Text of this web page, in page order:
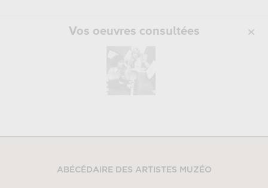
Vos oeuvres consultées
ABÉCÉDAIRE DES ARTISTES MUZÉO